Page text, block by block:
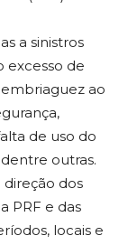
a sinistros
excesso de
ao
de uso do
outras.
direção dos
PRF e das
locais e